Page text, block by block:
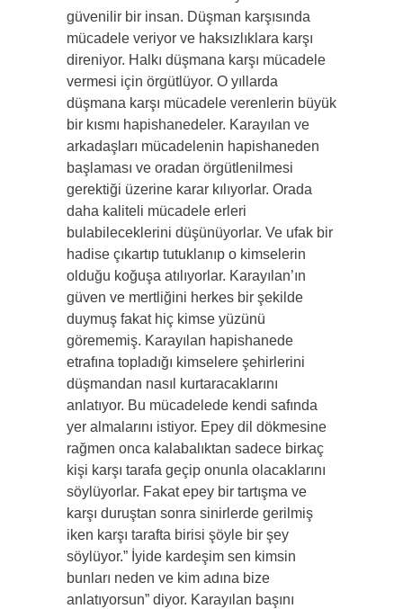
güvenilir bir insan. Düşman karşısında
mücadele veriyor ve haksızlıklara karşı
direniyor. Halkı düşmana karşı mücadele
vermesi için örgütlüyor. O yıllarda
düşmana karşı mücadele verenlerin büyük
bir kısmı hapishanedeler. Karayılan ve
arkadaşları mücadelenin hapishaneden
başlaması ve oradan örgütlenilmesi
gerektiği üzerine karar kılıyorlar. Orada
daha kaliteli mücadele erleri
bulabileceklerini düşünüyorlar. Ve ufak bir
hadise çıkartıp tutuklanıp o kimselerin
olduğu koğuşa atılıyorlar. Karayılan’ın
güven ve mertliğini herkes bir şekilde
duymuş fakat hiç kimse yüzünü
görememiş. Karayılan hapishanede
etrafına topladığı kimselere şehirlerini
düşmandan nasıl kurtaracaklarını
anlatıyor. Bu mücadelede kendi safında
yer almalarını istiyor. Epey dil dökmesine
rağmen onca kalabalıktan sadece birkaç
kişi karşı tarafa geçip onunla olacaklarını
söylüyorlar. Fakat epey bir tartışma ve
karşı duruştan sonra sinirlerde gerilmiş
iken karşı tarafta birisi şöyle bir şey
söylüyor.” İyide kardeşim sen kimsin
bunları neden ve kim adına bize
anlatıyorsun” diyor. Karayılan başını